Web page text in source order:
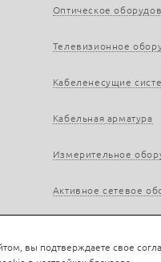
Оптическое
Телевизионное
Кабеленесущие
Кабельная арматура
Измерительное
Активное сетевое
вы подтверждаете свое